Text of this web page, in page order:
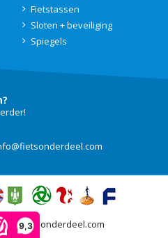
9,3
Fietstassen
Sloten + beveiliging
Spiegels
Fietsonderdeel.com